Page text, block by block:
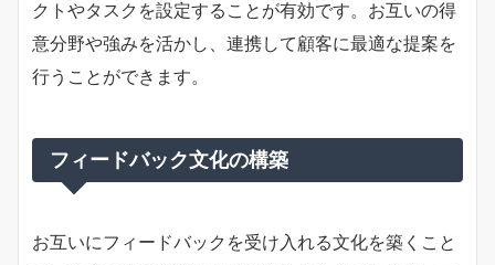
クトやタスクを設定することが有効です。お互いの得
意分野や強みを活かし、連携して顧客に最適な提案を
行うことができます。
フィードバック文化の構築
お互いにフィードバックを受け入れる文化を築くこと